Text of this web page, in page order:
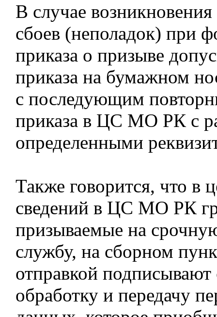
В случае
сбоев (неполадок) при
приказа о призыве
приказа на бумажном
с последующим
приказа в ЦС МО РК с
определенными
Также говорится, что в
сведений в ЦС МО РК
призываемые на
службу, на сборном
отправкой подписывают
обработку и передачу